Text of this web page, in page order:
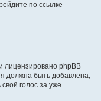
по ссылке
лицензировано phpBB
должна быть добавлена,
голос за уже